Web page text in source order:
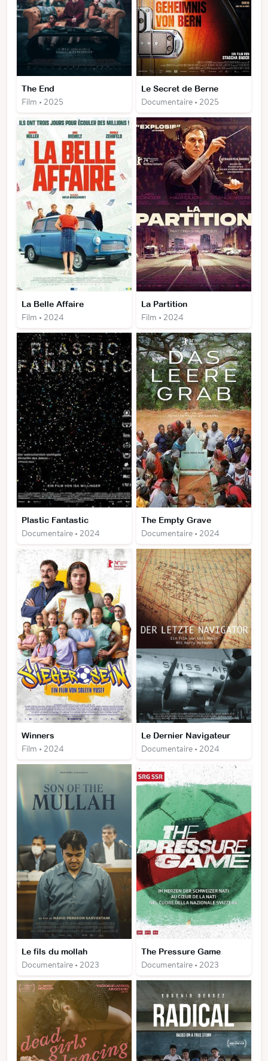
The End
Film • 2025
Le Secret de Berne
Documentaire • 2025
La Belle Affaire
Film • 2024
La Partition
Film • 2024
Plastic Fantastic
Documentaire • 2024
The Empty Grave
Documentaire • 2024
Winners
Film • 2024
Le Dernier Navigateur
Documentaire • 2024
Le fils du mollah
Documentaire • 2023
The Pressure Game
Documentaire • 2023